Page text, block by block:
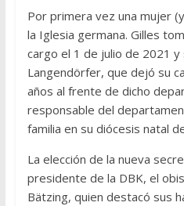
Por primera vez una mujer
la Iglesia germana. Gilles
cargo el 1 de julio de 2021
Langendörfer, que dejó su
años al frente de dicho
responsable del
familia en su diócesis natal
La elección de la nueva
presidente de la DBK, el
Bätzing, quien destacó sus